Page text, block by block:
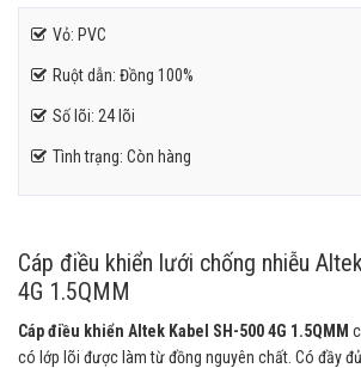
Vỏ: PVC
Ruột dẫn: Đồng 100%
Số lõi: 24 lõi
Tình trạng: Còn hàng
Cáp điều khiển lưới chống nhiễu
4G 1.5QMM
Cáp điều khiển Altek Kabel SH-500 4G 1.5QMM
có lớp lõi được làm từ đồng nguyên chất. Có đầy